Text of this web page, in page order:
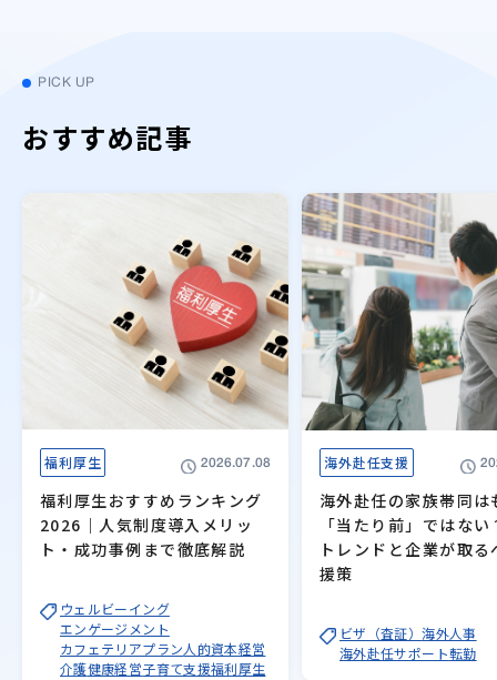
PICK UP
おすすめ記事
福利厚生 2026.07.08
福利厚生おすすめランキング
2026｜人気制度導入メリッ
ト・成功事例まで徹底解説
ウェルビーイング
エンゲージメント
カフェテリアプラン人的資本経営
介護健康経営子育て支援福利厚生
海外赴任支援
海外赴任の家族帯同は
「当たり前」ではな
トレンドと企業が取る
援策
ビザ（査証）海外人事
海外赴任サポート転勤